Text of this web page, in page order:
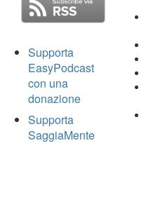
Supporta
EasyPodcast
con una
donazione
Supporta
SaggiaMente